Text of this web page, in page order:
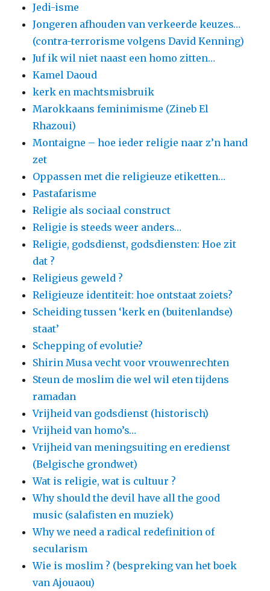
Jedi-isme
Jongeren afhouden van verkeerde keuzes…
(contra-terrorisme volgens David Kenning)
Juf ik wil niet naast een homo zitten…
Kamel Daoud
kerk en machtsmisbruik
Marokkaans feminimisme (Zineb El
Rhazoui)
Montaigne – hoe ieder religie naar z’n hand
zet
Oppassen met die religieuze etiketten…
Pastafarisme
Religie als sociaal construct
Religie is steeds weer anders…
Religie, godsdienst, godsdiensten: Hoe zit
dat ?
Religieus geweld ?
Religieuze identiteit: hoe ontstaat zoiets?
Scheiding tussen ‘kerk en (buitenlandse)
staat’
Schepping of evolutie?
Shirin Musa vecht voor vrouwenrechten
Steun de moslim die wel wil eten tijdens
ramadan
Vrijheid van godsdienst (historisch)
Vrijheid van homo’s…
Vrijheid van meningsuiting en eredienst
(Belgische grondwet)
Wat is religie, wat is cultuur ?
Why should the devil have all the good
music (salafisten en muziek)
Why we need a radical redefinition of
secularism
Wie is moslim ? (bespreking van het boek
van Ajouaou)